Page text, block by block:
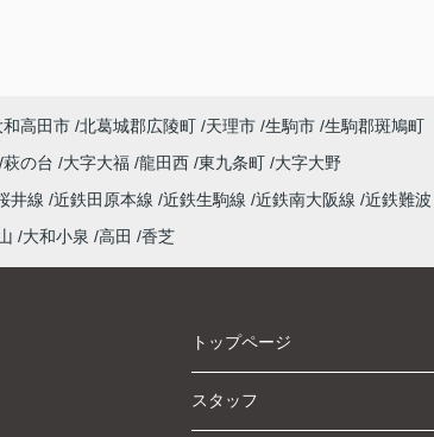
和高田市 北葛城郡広陵町 天理市 生駒市 生駒郡斑鳩町
萩の台 大字大福 龍田西 東九条町 大字大野
井線 近鉄田原本線 近鉄生駒線 近鉄南大阪線 近鉄難
大和小泉 高田 香芝
トップページ
スタッフ